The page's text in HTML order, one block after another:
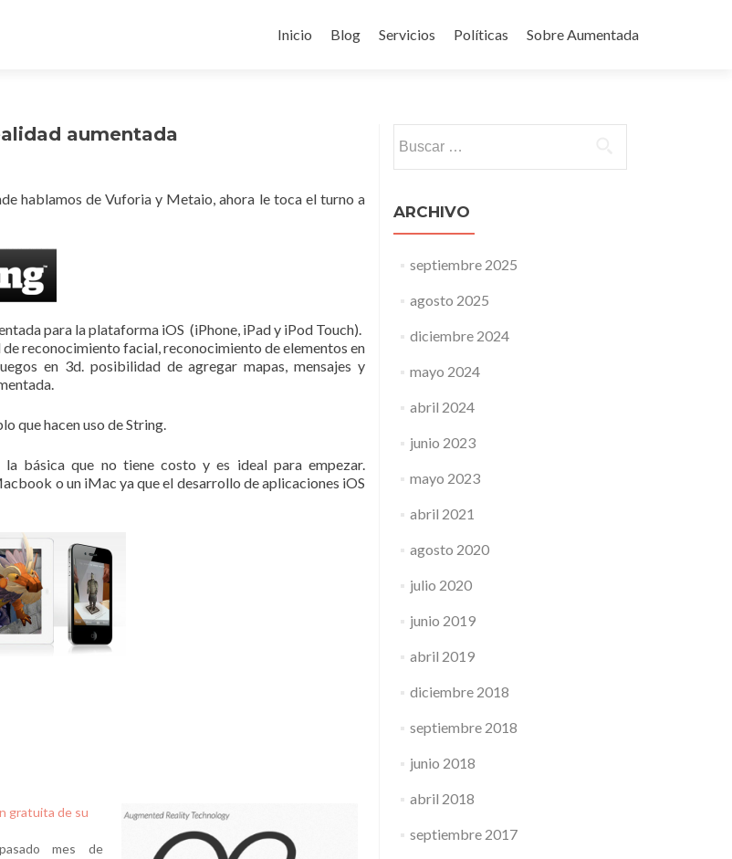
al
Inicio Blog Servicios Políticas Sobre Aumentada
aumentada
hablamos de Vuforia y Metaio, ahora le toca el turno a
para la plataforma iOS (iPhone, iPad y iPod Touch).
reconocimiento facial, reconocimiento de elementos en
en 3d. posibilidad de agregar mapas, mensajes y
que hacen uso de String.
la básica que no tiene costo y es ideal para empezar.
o un iMac ya que el desarrollo de aplicaciones iOS
gratuita de su
mes de
ARCHIVO
septiembre 2025
agosto 2025
diciembre 2024
mayo 2024
abril 2024
junio 2023
mayo 2023
abril 2021
agosto 2020
julio 2020
junio 2019
abril 2019
diciembre 2018
septiembre 2018
junio 2018
abril 2018
septiembre 2017